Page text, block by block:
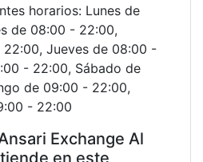
horarios: Lunes de
de 08:00 - 22:00,
Jueves de 08:00 -
- 22:00, Sábado de
de 09:00 - 22:00,
- 22:00
Exchange Al
en este